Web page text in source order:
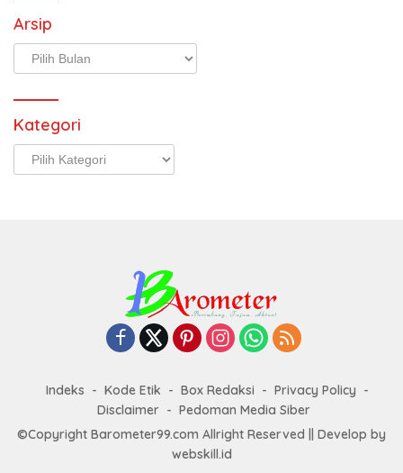
Arsip
Arsip
Kategori
Kategori
Indeks Kode Etik Box Redaksi
Privacy Policy
Disclaimer
Pedoman Media Siber
©Copyright Barometer99.com Allright Reserved || Develop by
webskill.id